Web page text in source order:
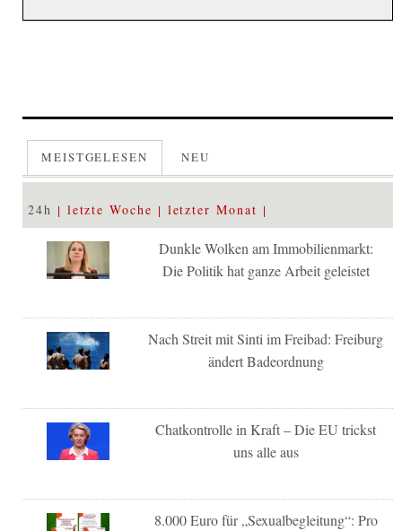
MEISTGELESEN NEU
24h letzte Woche letzter Monat
Dunkle Wolken am Immobilienmarkt:
Die Politik hat ganze Arbeit geleistet
Nach Streit mit Sinti im Freibad: Freiburg
ändert Badeordnung
Chatkontrolle in Kraft – Die EU trickst
uns alle aus
8.000 Euro für „Sexualbegleitung“: Pro